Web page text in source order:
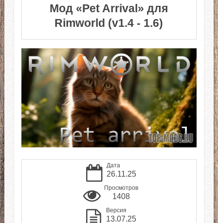
Мод «Pet Arrival» для
Rimworld (v1.4 - 1.6)
Дата
26.11.25
Просмотров
1408
Версия
13.07.25